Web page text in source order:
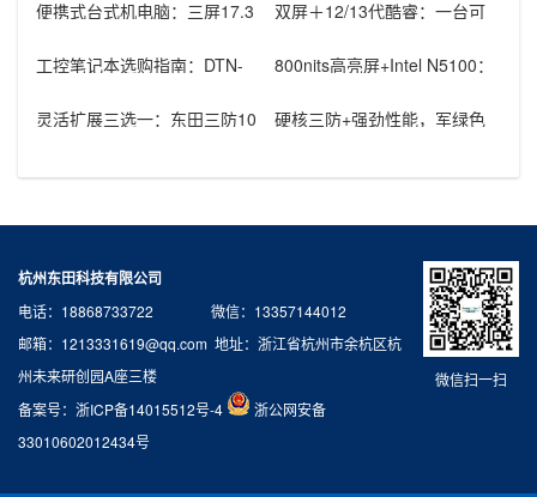
便携式台式机电脑：三屏17.3
能现
双屏＋12/13代酷睿：一台可
现场
工控笔记本选购指南：DTN-
打
800nits高亮屏+Intel N5100：
灵活扩展三选一：东田三防10
硬核三防+强劲性能，军绿色
微信扫一扫
杭州东田科技有限公司
电话：18868733722 微信：13357144012
邮箱：1213331619@qq.com 地址：浙江省杭州市余杭区杭
州未来研创园A座三楼
备案号： 浙ICP备14015512号-4
浙公网安备
33010602012434号